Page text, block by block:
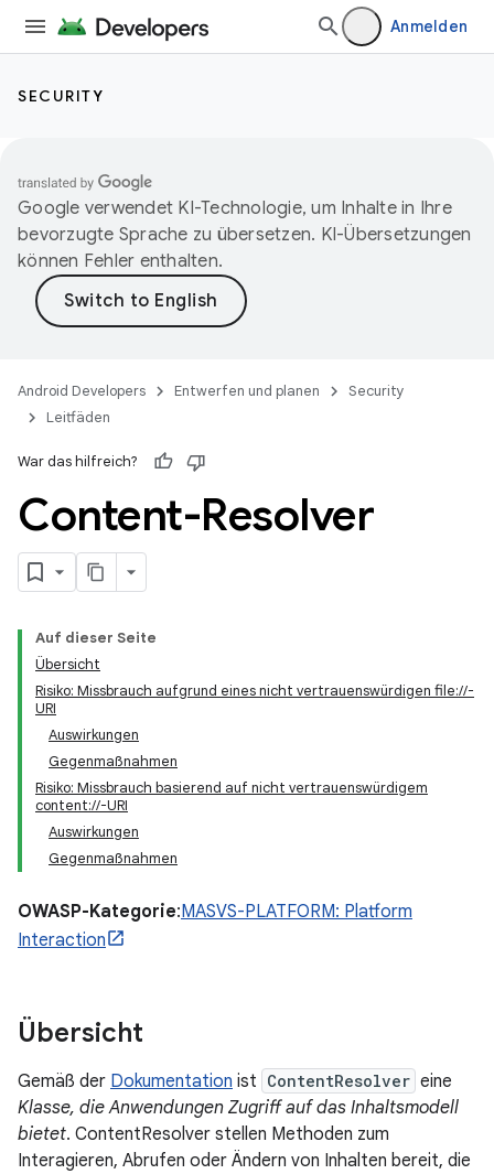
Anmelden
SECURITY
Google verwendet KI-Technologie, um Inhalte in Ihre
bevorzugte Sprache zu übersetzen. KI-Übersetzungen
können Fehler enthalten.
Android Developers Entwerfen und planen
Security
Leitfäden
War das hilfreich?
Content-Resolver
Auf dieser Seite
Übersicht
Risiko: Missbrauch aufgrund eines nicht vertrauenswürdigen file://-
URI
Auswirkungen
Gegenmaßnahmen
Risiko: Missbrauch basierend auf nicht vertrauenswürdigem
content://-URI
Auswirkungen
Gegenmaßnahmen
OWASP-Kategorie:MASVS-PLATFORM: Platform
Interaction
Übersicht
Gemäß der Dokumentation ist ContentResolver eine
Klasse, die Anwendungen Zugriff auf das Inhaltsmodell
bietet. ContentResolver stellen Methoden zum
Interagieren, Abrufen oder Ändern von Inhalten bereit, die